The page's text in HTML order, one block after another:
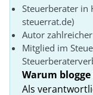
Steuerberater in
steuerrat.de)
Autor
Mitglied im
Warum
Als